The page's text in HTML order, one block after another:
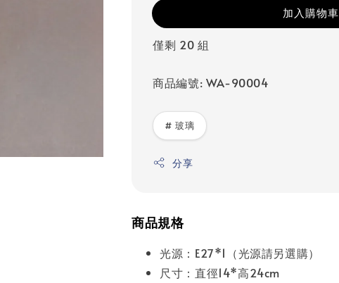
加入購物車
僅剩 20 組
商品編號: WA-90004
# 玻璃
分享
商品規格
光源：E27*1（光源請另選購）
尺寸：直徑14*高24cm